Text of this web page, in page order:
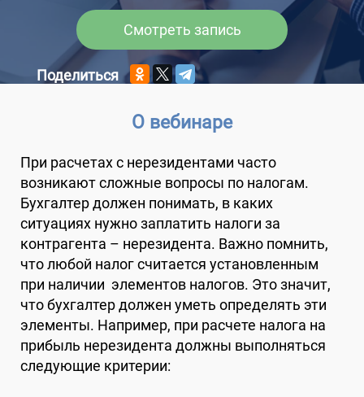
Смотреть запись
Поделиться
О вебинаре
При расчетах с нерезидентами часто
возникают сложные вопросы по налогам.
Бухгалтер должен понимать, в каких
ситуациях нужно заплатить налоги за
контрагента – нерезидента. Важно помнить,
что любой налог считается установленным
при наличии элементов налогов. Это значит,
что бухгалтер должен уметь определять эти
элементы. Например, при расчете налога на
прибыль нерезидента должны выполняться
следующие критерии: